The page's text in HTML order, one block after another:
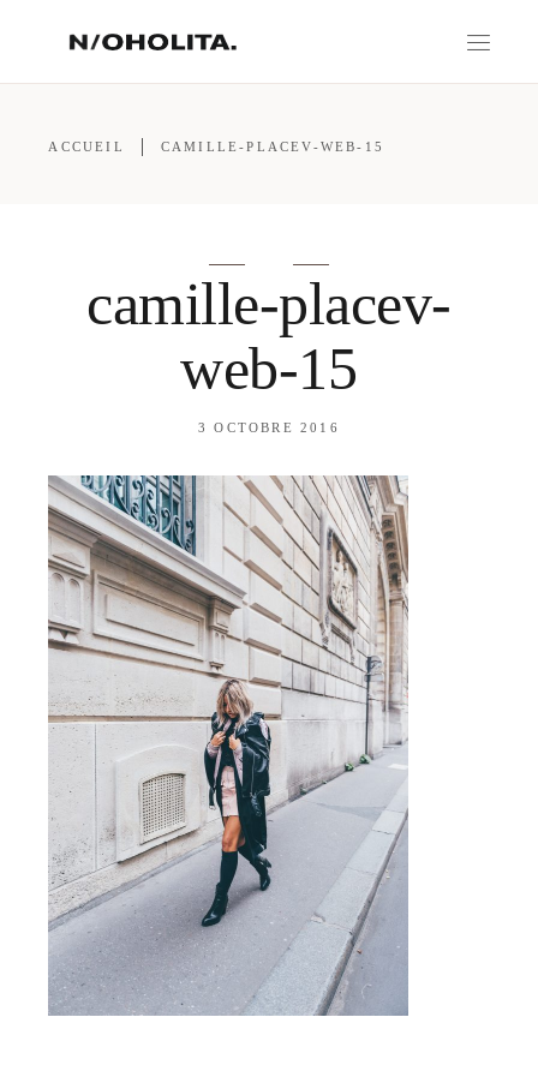
ACCUEIL CAMILLE-PLACEV-WEB-15
camille-placev-
web-15
3 OCTOBRE 2016